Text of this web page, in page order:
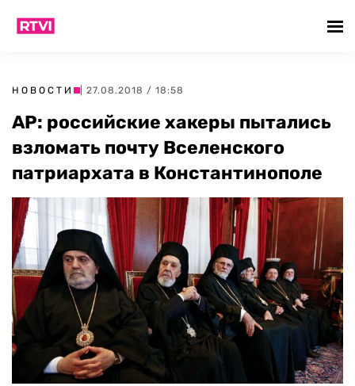
НОВОСТИ | 27.08.2018 / 18:58
АР: российские хакеры пытались
взломать почту Вселенского
патриархата в Константинополе